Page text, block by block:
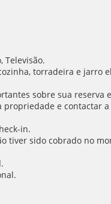
Televisão.
torradeira e jarro
sobre sua reserva
e contactar
in.
sido cobrado no